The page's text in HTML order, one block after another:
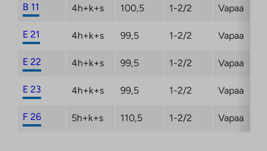
B 11 4h+k+s 100,5 1-2/2 Vapaa
E 21 4h+k+s 99,5 1-2/2 Vapaa
E 22 4h+k+s 99,5 1-2/2 Vapaa
E 23 4h+k+s 99,5 1-2/2 Vapaa
F 26 5h+k+s 110,5 1-2/2 Vapaa